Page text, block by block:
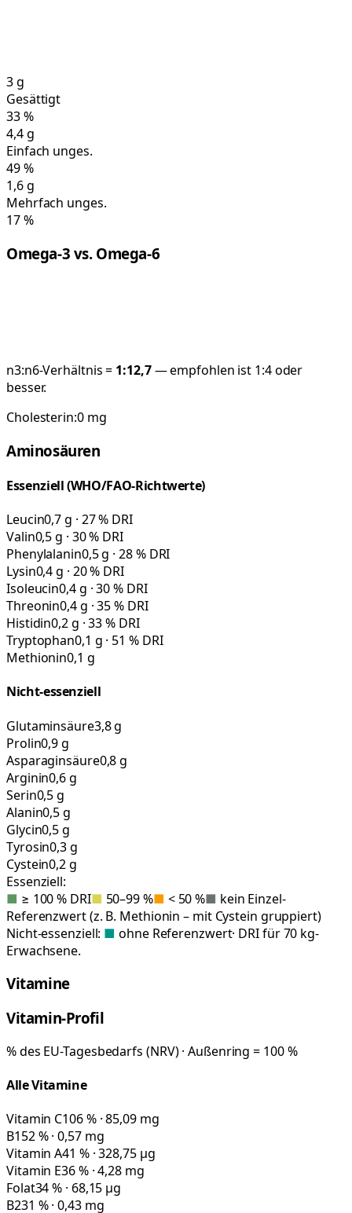
3g
Gesättigt
33%
4,4g
Einfach unges.
49%
1,6g
Mehrfach unges.
17%
Omega-3 vs. Omega-6
n3:n6-Verhältnis = 1:12,7— empfohlen ist 1:4 oder
besser.
Cholesterin:0mg
Aminosäuren
Essenziell (WHO/FAO-Richtwerte)
Leucin0,7 g · 27 % DRI
Valin0,5 g · 30 % DRI
Phenylalanin0,5 g · 28 % DRI
Lysin0,4 g · 20 % DRI
Isoleucin0,4 g · 30 % DRI
Threonin0,4 g · 35 % DRI
Histidin0,2 g · 33 % DRI
Tryptophan0,1 g · 51 % DRI
Methionin0,1 g
Nicht-essenziell
Glutaminsäure3,8 g
Prolin0,9 g
Asparaginsäure0,8 g
Arginin0,6 g
Serin0,5 g
Alanin0,5 g
Glycin0,5 g
Tyrosin0,3 g
Cystein0,2 g
Essenziell:
■ ≥ 100 % DRI■ 50–99 %■ < 50 %■ kein Einzel-
Referenzwert (z. B. Methionin – mit Cystein gruppiert)
Nicht-essenziell: ■ ohne Referenzwert· DRI für 70 kg-
Erwachsene.
Vitamine
Vitamin-Profil
% des EU-Tagesbedarfs (NRV) · Außenring = 100 %
Alle Vitamine
Vitamin C106 % · 85,09 mg
B152 % · 0,57 mg
Vitamin A41 % · 328,75 µg
Vitamin E36 % · 4,28 mg
Folat34 % · 68,15 µg
B231 % · 0,43 mg